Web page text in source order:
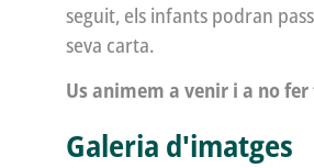
seguit, els infants podran
seva carta.
Us animem a venir i a no
Galeria d'imatges